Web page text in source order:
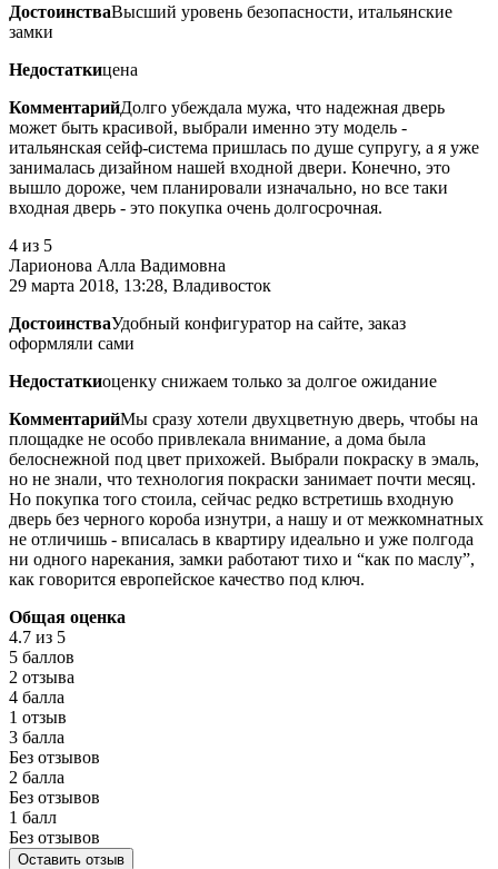
ДостоинстваВысший уровень безопасности, итальянские
замки
Недостаткицена
КомментарийДолго убеждала мужа, что надежная дверь
может быть красивой, выбрали именно эту модель -
итальянская сейф-система пришлась по душе супругу, а я уже
занималась дизайном нашей входной двери. Конечно, это
вышло дороже, чем планировали изначально, но все таки
входная дверь - это покупка очень долгосрочная.
4 из 5
Ларионова Алла Вадимовна
29 марта 2018, 13:28, Владивосток
ДостоинстваУдобный конфигуратор на сайте, заказ
оформляли сами
Недостаткиоценку снижаем только за долгое ожидание
КомментарийМы сразу хотели двухцветную дверь, чтобы на
площадке не особо привлекала внимание, а дома была
белоснежной под цвет прихожей. Выбрали покраску в эмаль,
но не знали, что технология покраски занимает почти месяц.
Но покупка того стоила, сейчас редко встретишь входную
дверь без черного короба изнутри, а нашу и от межкомнатных
не отличишь - вписалась в квартиру идеально и уже полгода
ни одного нарекания, замки работают тихо и “как по маслу”,
как говорится европейское качество под ключ.
Общая оценка
4.7 из 5
5 баллов
2 отзыва
4 балла
1 отзыв
3 балла
Без отзывов
2 балла
Без отзывов
1 балл
Без отзывов
Оставить отзыв